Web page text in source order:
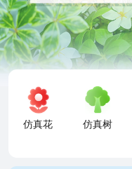
仿真花 仿真树